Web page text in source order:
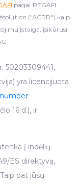
pagal REGAFI
("ACPR") kaip
įstaiga, įsikūrusi
50203309441,
yra licencijuota
16 d.), ir
į indėlių
ES direktyvą,
pat jūsų